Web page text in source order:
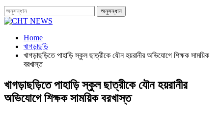
Home
খাগড়াছড়ি
খাগড়াছড়িতে পাহাড়ি স্কুল ছাত্রীকে যৌন হয়রানীর অভিযোগে শিক্ষক সাময়িক
বরখাস্ত
খাগড়াছড়িতে পাহাড়ি স্কুল ছাত্রীকে যৌন হয়রানীর
অভিযোগে শিক্ষক সাময়িক বরখাস্ত